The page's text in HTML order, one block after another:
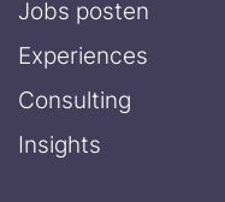
Jobs posten
Experiences
Consulting
Insights